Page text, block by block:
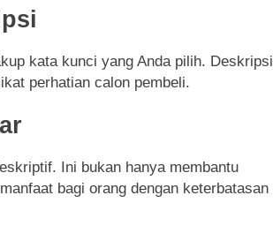
kata kunci yang Anda pilih. Deskripsi
perhatian calon pembeli.
Ini bukan hanya membantu
bagi orang dengan keterbatasan